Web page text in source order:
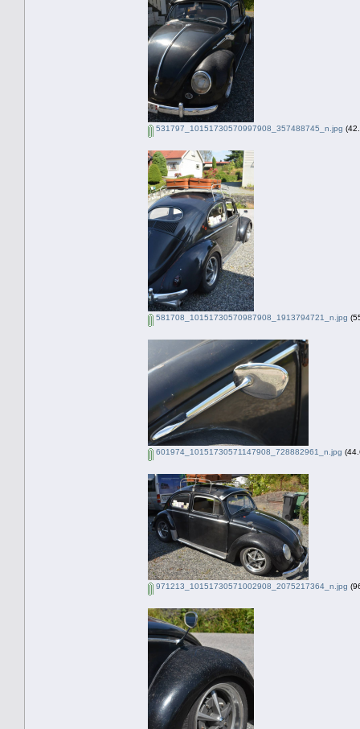
531797_10151730570997908_357488745_n.jpg
581708_10151730570987908_1913794721_n.jpg
601974_10151730571147908_728882961_n.jpg
971213_10151730571002908_2075217364_n.jpg